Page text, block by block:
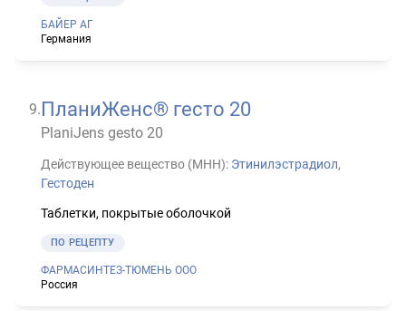
БАЙЕР АГ
Германия
9.ПланиЖенс® гесто 20
PlaniJens gesto 20
Действующее вещество (МНН): Этинилэстрадиол,
Гестоден
Таблетки, покрытые оболочкой
ПО РЕЦЕПТУ
ФАРМАСИНТЕЗ-ТЮМЕНЬ ООО
Россия